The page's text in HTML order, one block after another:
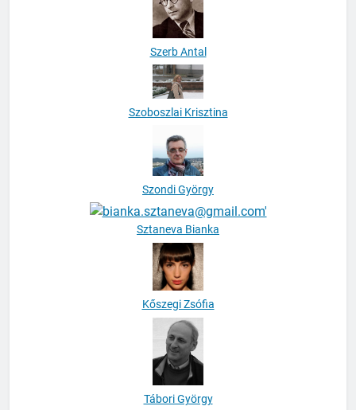
Szerb Antal
Sztaneva Bianka
Kőszegi Zsófia